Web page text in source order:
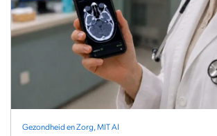
Gezondheid en Zorg MIT AI